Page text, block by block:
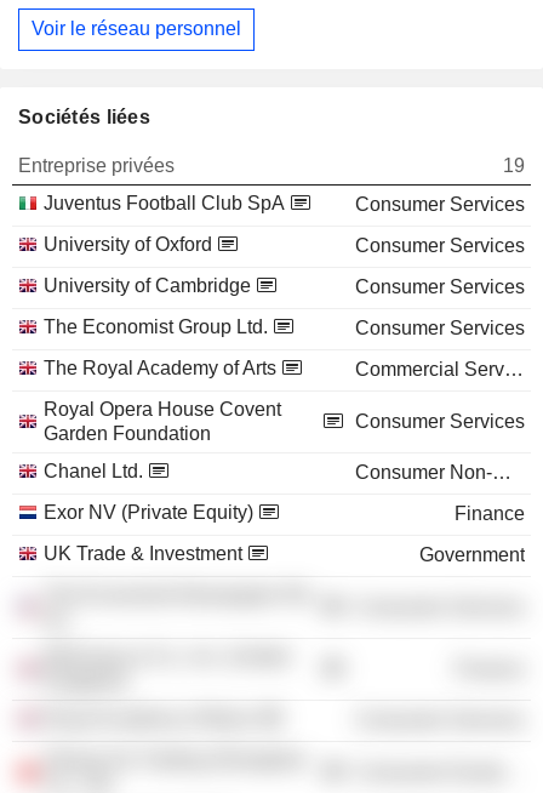
Voir le réseau personnel
Sociétés liées
Entreprise privées
19
Juventus Football Club SpA
Consumer Services
University of Oxford
Consumer Services
University of Cambridge
Consumer Services
The Economist Group Ltd.
Consumer Services
The Royal Academy of Arts
Commercial Services
Royal Opera House Covent
Garden Foundation
Consumer Services
Chanel Ltd.
Consumer Non-Durables
Exor NV (Private Equity)
Finance
UK Trade & Investment
Government